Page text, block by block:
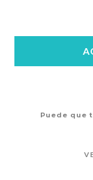
Puede que